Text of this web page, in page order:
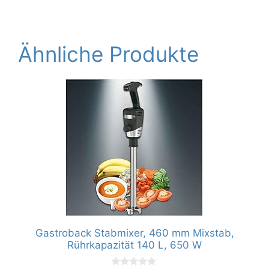
Ähnliche Produkte
Gastroback Stabmixer, 460 mm Mixstab,
Rührkapazität 140 L, 650 W